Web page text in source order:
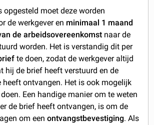
opgesteld moet deze worden
de werkgever en minimaal 1 maand
de arbeidsovereenkomst naar de
worden. Het is verstandig dit per
te doen, zodat de werkgever altijd
hij de brief heeft verstuurd en de
heeft ontvangen. Het is ook mogelijk
Een handige manier om te weten
de brief heeft ontvangen, is om de
om eenontvangstbevestiging. Als